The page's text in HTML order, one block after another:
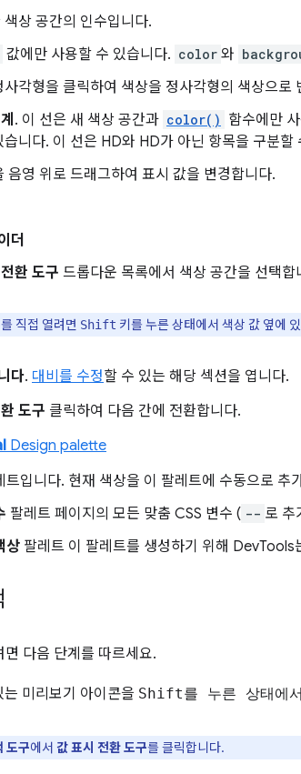
색상 공간의 인수입니다.
값에만 사용할 수 있습니다. color 와
사각형을 클릭하여 색상을 정사각형의 색상으로
. 이 선은 새 색상 공간과 color() 함수에만
습니다. 이 선은 HD와 HD가 아닌 항목을 구분할
음영 위로 드래그하여 표시 값을 변경합니다.
더
환 도구 드롭다운 목록에서 색상 공간을 선택합
직접 열려면 Shift 키를 누른 상태에서 색상 값 옆에
다. 대비를 수정할 수 있는 해당 섹션을 엽니다.
도구 클릭하여 다음 간에 전환합니다.
Design palette
트입니다. 현재 색상을 이 팔레트에 수동으로 추
팔레트 페이지의 모든 맞춤 CSS 변수 ( -- 로 추
상 팔레트 이 팔레트를 생성하기 위해
다음 단계를 따르세요.
미리보기 아이콘을 Shift를 누른 상태에
도구에서 값 표시 전환 도구를 클릭합니다.